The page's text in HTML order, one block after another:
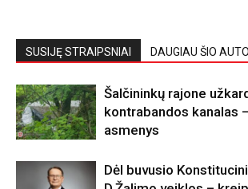
SUSIJĘ STRAIPSNIAI DAUGIAU ŠIO
Šalčininkų rajone
kontrabandos kanalas
asmenys
Dėl buvusio